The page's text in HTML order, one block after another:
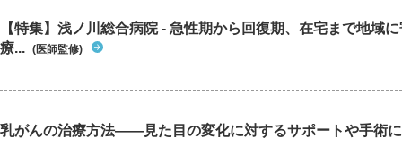
【特集】浅ノ川総合病院 - 急性期から回復期、在宅まで地域
療... (医師監修)
乳がんの治療方法――見た目の変化に対するサポートや手術